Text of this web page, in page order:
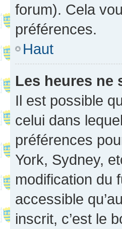
forum). Cela
préférences.
Haut
Les heures ne
Il est possible
celui dans
préférences
York, Sydney,
modification du
accessible
inscrit, c’est le